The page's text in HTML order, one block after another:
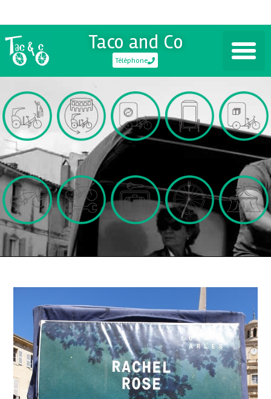
Taco and Co
Téléphone